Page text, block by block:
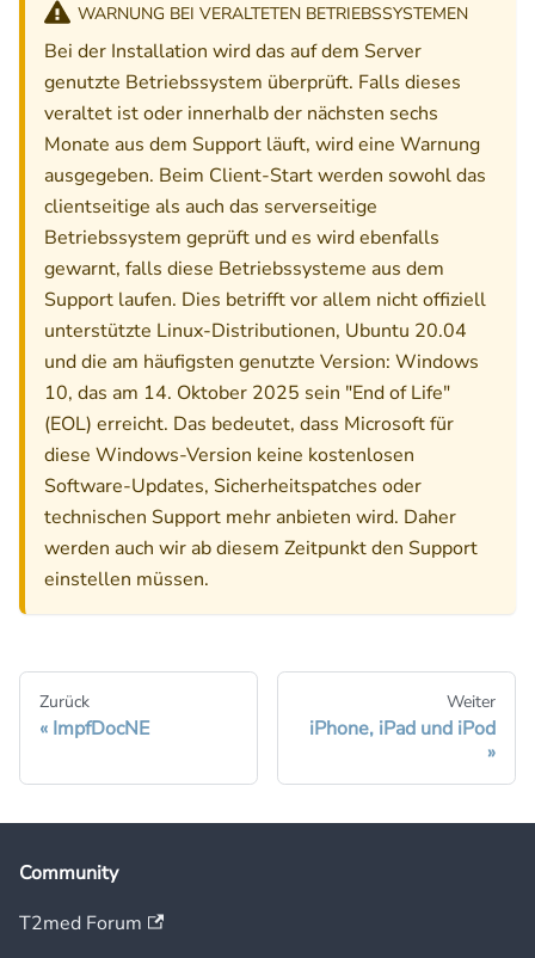
WARNUNG BEI VERALTETEN BETRIEBSSYSTEMEN
Bei der Installation wird das auf dem Server
genutzte Betriebssystem überprüft. Falls dieses
veraltet ist oder innerhalb der nächsten sechs
Monate aus dem Support läuft, wird eine Warnung
ausgegeben. Beim Client-Start werden sowohl das
clientseitige als auch das serverseitige
Betriebssystem geprüft und es wird ebenfalls
gewarnt, falls diese Betriebssysteme aus dem
Support laufen. Dies betrifft vor allem nicht offiziell
unterstützte Linux-Distributionen, Ubuntu 20.04
und die am häufigsten genutzte Version: Windows
10, das am 14. Oktober 2025 sein "End of Life"
(EOL) erreicht. Das bedeutet, dass Microsoft für
diese Windows-Version keine kostenlosen
Software-Updates, Sicherheitspatches oder
technischen Support mehr anbieten wird. Daher
werden auch wir ab diesem Zeitpunkt den Support
einstellen müssen.
Zurück
ImpfDocNE
Weiter
iPhone, iPad und iPod
Community
T2med Forum